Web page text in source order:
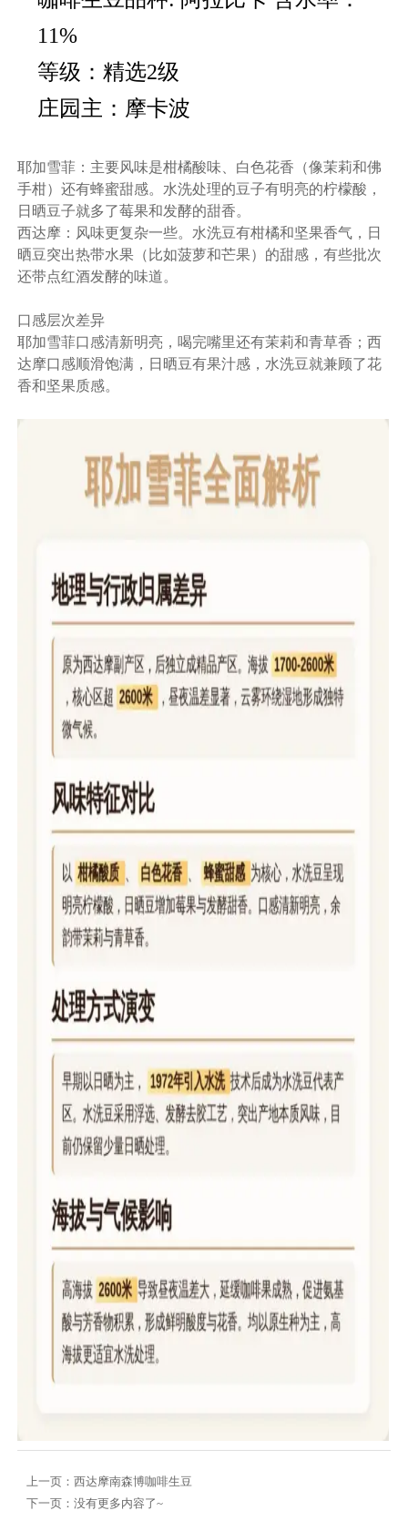
11%
等级：精选2级
庄园主：摩卡波
耶加雪菲：主要风味是柑橘酸味、白色花香（像茉莉和佛
手柑）还有蜂蜜甜感。水洗处理的豆子有明亮的柠檬酸，
日晒豆子就多了莓果和发酵的甜香。
西达摩：风味更复杂一些。水洗豆有柑橘和坚果香气，日
晒豆突出热带水果（比如菠萝和芒果）的甜感，有些批次
还带点红酒发酵的味道。
口感层次差异
耶加雪菲口感清新明亮，喝完嘴里还有茉莉和青草香；西
达摩口感顺滑饱满，日晒豆有果汁感，水洗豆就兼顾了花
香和坚果质感。
上一页： 西达摩南森博咖啡生豆
下一页：没有更多内容了~